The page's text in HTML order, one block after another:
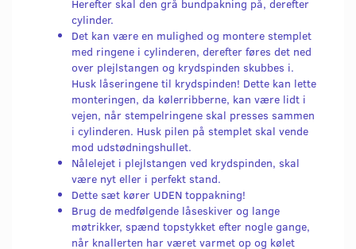
Herefter skal den grå bundpakning på, derefter
cylinder.
Det kan være en mulighed og montere stemplet
med ringene i cylinderen, derefter føres det ned
over plejlstangen og krydspinden skubbes i.
Husk låseringene til krydspinden! Dette kan lette
monteringen, da kølerribberne, kan være lidt i
vejen, når stempelringene skal presses sammen
i cylinderen. Husk pilen på stemplet skal vende
mod udstødningshullet.
Nålelejet i plejlstangen ved krydspinden, skal
være nyt eller i perfekt stand.
Dette sæt kører UDEN toppakning!
Brug de medfølgende låseskiver og lange
møtrikker, spænd topstykket efter nogle gange,
når knallerten har været varmet op og kølet